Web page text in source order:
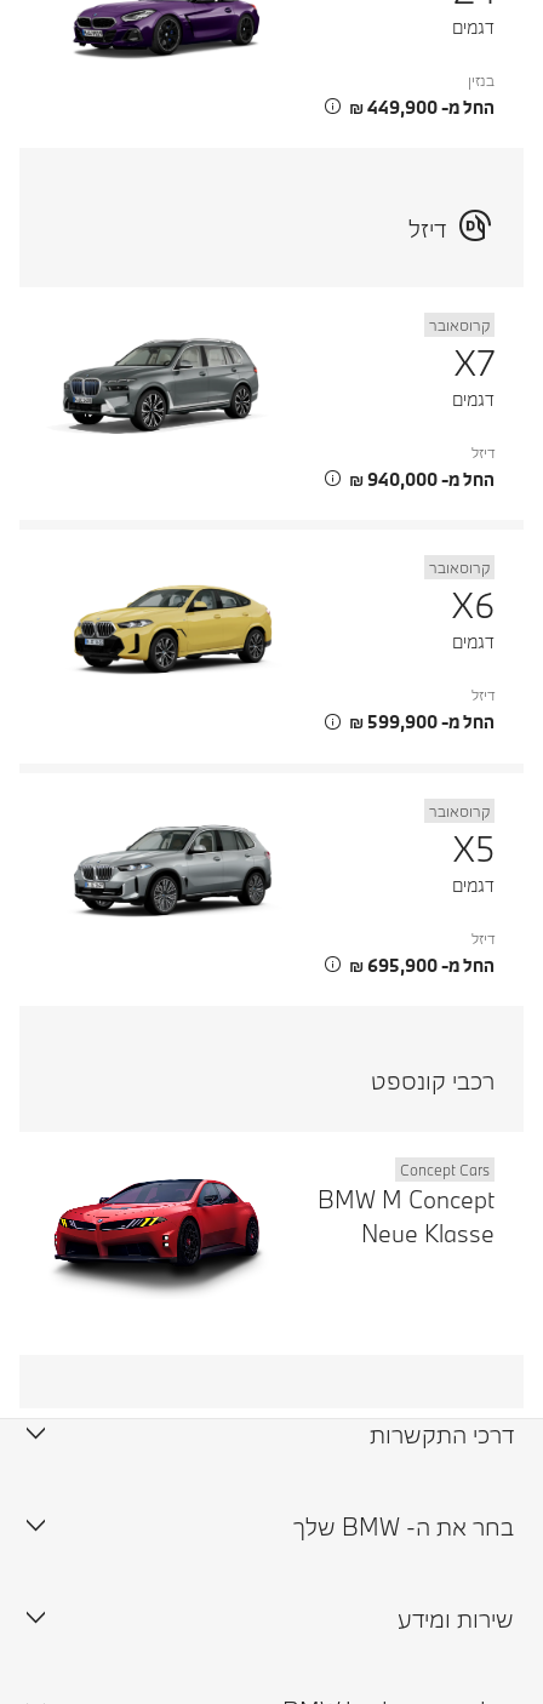
דגמים
בנזין
החל מ- ‏449,900 ‏₪
דיזל
קרוסאובר
X7
דגמים
דיזל
החל מ- ‏940,000 ‏₪
קרוסאובר
X6
דגמים
דיזל
החל מ- ‏599,900 ‏₪
קרוסאובר
X5
דגמים
דיזל
החל מ- ‏695,900 ‏₪
רכבי קונספט
Concept Cars
BMW M Concept
Neue Klasse
דרכי התקשרות
צור קשר
תיאום פגישה עם נציג
בחר את ה- BMW שלך
זמינות רכבים במלאי
שירות ומידע